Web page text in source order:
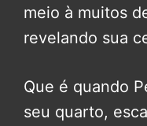
meio à muitos
revelando sua
Que é quando
seu quarto,